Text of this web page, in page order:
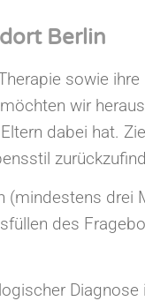
Berlin
sowie ihre
wir
dabei hat.
(mindestens drei
des
Diagnose